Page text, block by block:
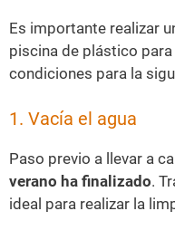
Es importante realizar
piscina de plástico
condiciones para la
1. Vacía el agua
Paso previo a llevar a
verano ha finalizado.
ideal para realizar la